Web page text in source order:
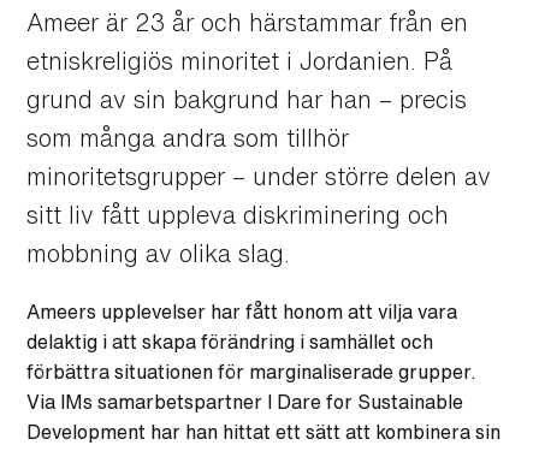
Ameer är 23 år och härstammar från en
etniskreligiös minoritet i Jordanien. På
grund av sin bakgrund har han – precis
som många andra som tillhör
minoritetsgrupper – under större delen av
sitt liv fått uppleva diskriminering och
mobbning av olika slag.
Ameers upplevelser har fått honom att vilja vara
delaktig i att skapa förändring i samhället och
förbättra situationen för marginaliserade grupper.
Via IMs samarbetspartner I Dare for Sustainable
Development har han hittat ett sätt att kombinera sin